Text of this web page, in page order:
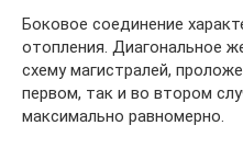
Боковое соединение
отопления. Диагональное
схему магистралей,
первом, так и во втором
максимально равномерно.